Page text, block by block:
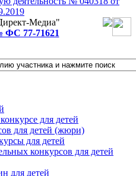
деятельность № 040318 от
Медиа"
77-71621
для детей
для детей (жюри)
для детей
конкурсов для детей
Вас!
и мы подарим Вам